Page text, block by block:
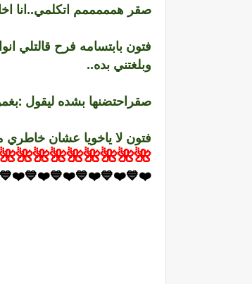
صقر همممممم اتكلمي..انا
فتون بابتسامه فرح قالتلي
وبلغتني بده..
صقراحتضنها بشده ليقول
فتون لا ياخويا عشان